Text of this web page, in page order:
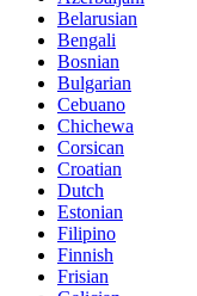
Belarusian
Bengali
Bosnian
Bulgarian
Cebuano
Chichewa
Corsican
Croatian
Dutch
Estonian
Filipino
Finnish
Frisian